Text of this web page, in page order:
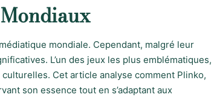
mondiale. Cependant, malgré leur
L’un des jeux les plus emblématiques,
Cet article analyse comment Plinko,
son essence tout en s’adaptant aux